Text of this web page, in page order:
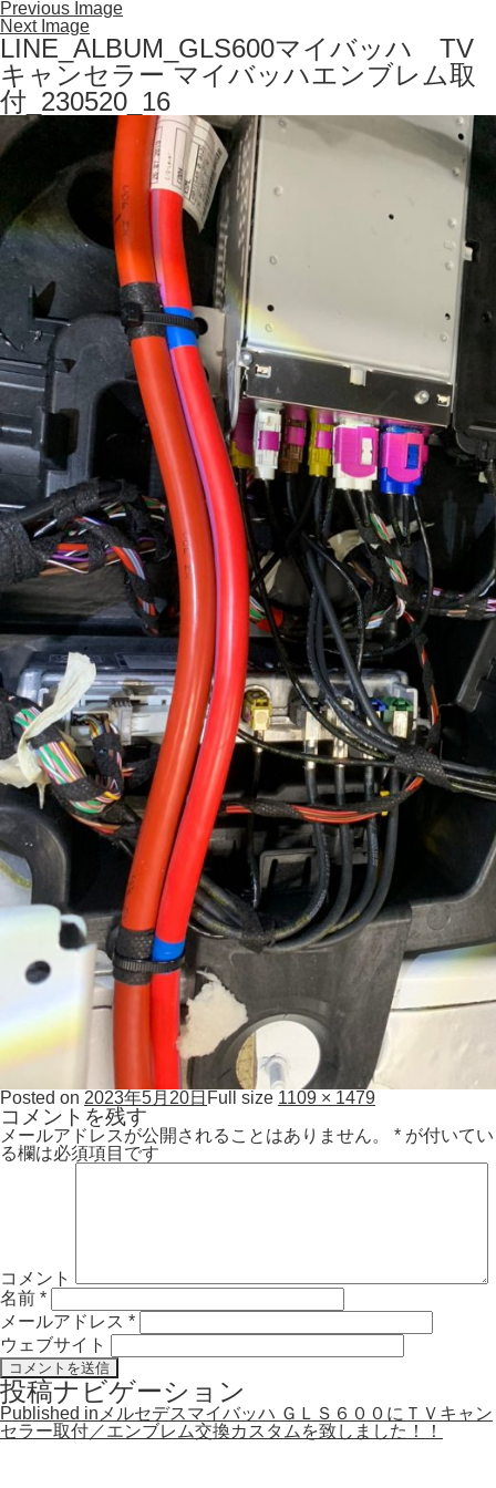
Previous Image
Next Image
LINE_ALBUM_GLS600マイバッハ TV
キャンセラー マイバッハエンブレム取
付_230520_16
Posted on 2023年5月20日 Full size 1109 × 1479
コメントを残す
メールアドレスが公開されることはありません。 * が付いてい
る欄は必須項目です
コメント
名前 *
メールアドレス *
ウェブサイト
投稿ナビゲーション
Published in メルセデスマイバッハ ＧＬＳ６００にＴＶキャン
セラー取付／エンブレム交換カスタムを致しました！！